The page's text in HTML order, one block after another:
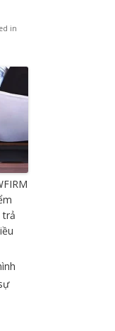
in
trả